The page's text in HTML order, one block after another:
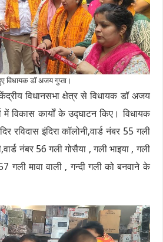
विधायक डॉ अजय गुप्ता।
विधानसभा क्षेत्र से विधायक डॉ अजय
में विकास कार्यों के उद्घाटन किए। विधायक
रविदास इंदिरा कॉलोनी,वार्ड नंबर 55 गली
नंबर 56 गली गोसैया , गली भाइया , गली
गली मावा वाली , गन्दी गली को बनवाने के